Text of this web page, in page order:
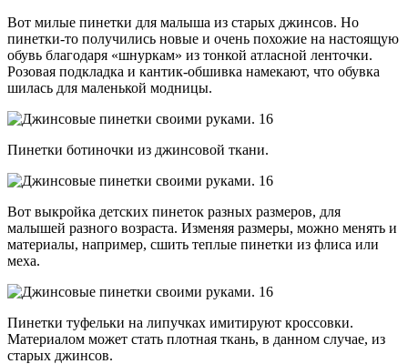
Вот милые пинетки для малыша из старых джинсов. Но
пинетки-то получились новые и очень похожие на настоящую
обувь благодаря «шнуркам» из тонкой атласной ленточки.
Розовая подкладка и кантик-обшивка намекают, что обувка
шилась для маленькой модницы.
Пинетки ботиночки из джинсовой ткани.
Вот выкройка детских пинеток разных размеров, для
малышей разного возраста. Изменяя размеры, можно менять и
материалы, например, сшить теплые пинетки из флиса или
меха.
Пинетки туфельки на липучках имитируют кроссовки.
Материалом может стать плотная ткань, в данном случае, из
старых джинсов.